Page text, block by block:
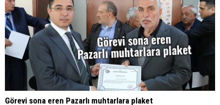
Görevi sona eren Pazarlı muhtarlara plaket